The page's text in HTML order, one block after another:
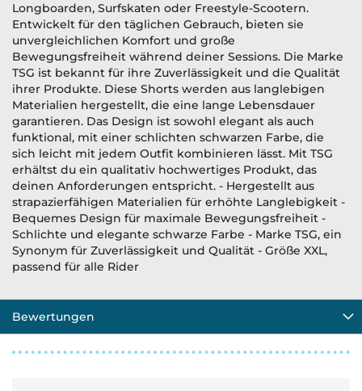
Longboarden, Surfskaten oder Freestyle-Scootern.
Entwickelt für den täglichen Gebrauch, bieten sie
unvergleichlichen Komfort und große
Bewegungsfreiheit während deiner Sessions. Die Marke
TSG ist bekannt für ihre Zuverlässigkeit und die Qualität
ihrer Produkte. Diese Shorts werden aus langlebigen
Materialien hergestellt, die eine lange Lebensdauer
garantieren. Das Design ist sowohl elegant als auch
funktional, mit einer schlichten schwarzen Farbe, die
sich leicht mit jedem Outfit kombinieren lässt. Mit TSG
erhältst du ein qualitativ hochwertiges Produkt, das
deinen Anforderungen entspricht. - Hergestellt aus
strapazierfähigen Materialien für erhöhte Langlebigkeit -
Bequemes Design für maximale Bewegungsfreiheit -
Schlichte und elegante schwarze Farbe - Marke TSG, ein
Synonym für Zuverlässigkeit und Qualität - Größe XXL,
passend für alle Rider
Bewertungen